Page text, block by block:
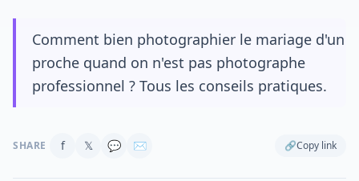
Comment bien photographier le mariage d'un
proche quand on n'est pas photographe
professionnel ? Tous les conseils pratiques.
SHARE f 𝕏 💬 ✉ 🔗Copy link